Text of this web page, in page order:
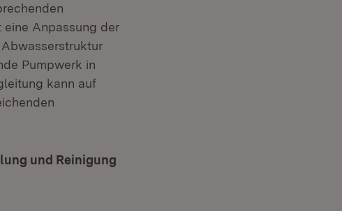
Anpassung der
Pumpwerk in
kann auf
und Reinigung